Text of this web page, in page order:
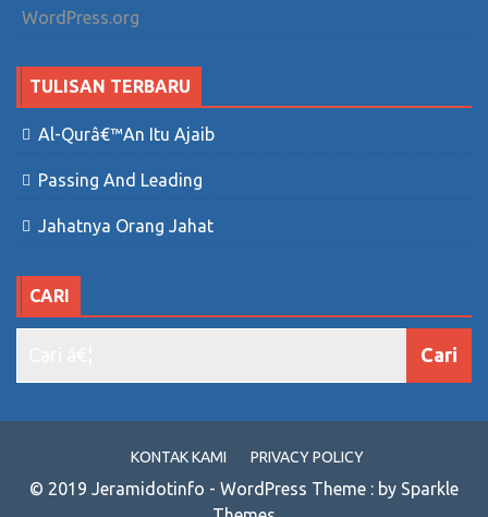
WordPress.org
TULISAN TERBARU
Al-Qurâ€™an Itu Ajaib
Passing And Leading
Jahatnya Orang Jahat
CARI
KONTAK KAMI PRIVACY POLICY
© 2019 Jeramidotinfo - WordPress Theme : by Sparkle